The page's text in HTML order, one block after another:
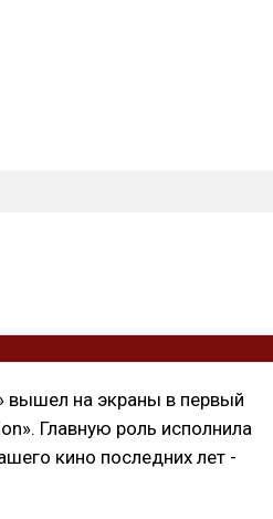
вышел на экраны в первый
Главную роль исполнила
кино последних лет -